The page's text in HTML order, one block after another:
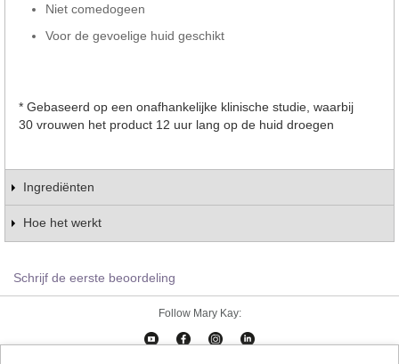
Niet comedogeen
Voor de gevoelige huid geschikt
* Gebaseerd op een onafhankelijke klinische studie, waarbij
30 vrouwen het product 12 uur lang op de huid droegen
Ingrediënten
Hoe het werkt
Schrijf de eerste beoordeling
Follow Mary Kay: